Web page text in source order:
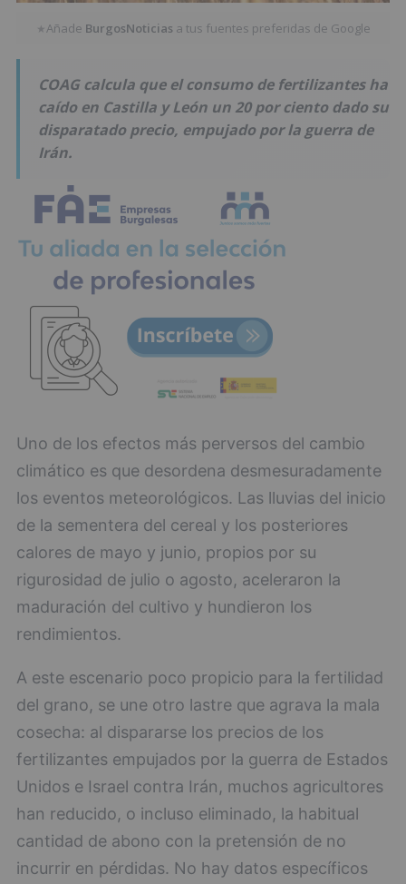
★Añade BurgosNoticias a tus fuentes preferidas de Google
COAG calcula que el consumo de fertilizantes ha
caído en Castilla y León un 20 por ciento dado su
disparatado precio, empujado por la guerra de
Irán.
Uno de los efectos más perversos del cambio
climático es que desordena desmesuradamente
los eventos meteorológicos. Las lluvias del inicio
de la sementera del cereal y los posteriores
calores de mayo y junio, propios por su
rigurosidad de julio o agosto, aceleraron la
maduración del cultivo y hundieron los
rendimientos.
A este escenario poco propicio para la fertilidad
del grano, se une otro lastre que agrava la mala
cosecha: al dispararse los precios de los
fertilizantes empujados por la guerra de Estados
Unidos e Israel contra Irán, muchos agricultores
han reducido, o incluso eliminado, la habitual
cantidad de abono con la pretensión de no
incurrir en pérdidas. No hay datos específicos